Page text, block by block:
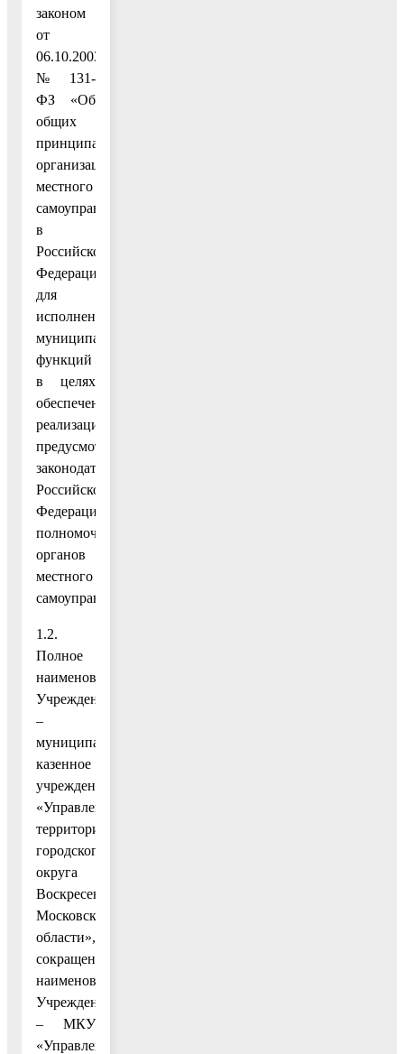
законом
от
06.10.2003
№ 131-
ФЗ «Об
общих
принципах
организации
местного
самоуправления
в
Российской
Федерации»
для
исполнения
муниципальных
функций
в целях
обеспечения
реализации
предусмотренных
законодательством
Российской
Федерации
полномочий
органов
местного
самоуправления.
1.2.
Полное
наименование
Учреждения
–
муниципальное
казенное
учреждение
«Управление
территорией
городского
округа
Воскресенск
Московской
области»,
сокращенное
наименование
Учреждения
– МКУ
«Управление